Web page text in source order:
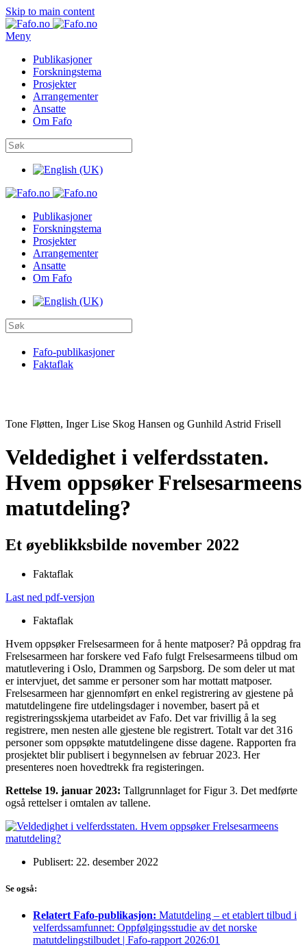
Skip to main content
Meny
Publikasjoner
Forskningstema
Prosjekter
Arrangementer
Ansatte
Om Fafo
Publikasjoner
Forskningstema
Prosjekter
Arrangementer
Ansatte
Om Fafo
Fafo-publikasjoner
Faktaflak
Tone Fløtten, Inger Lise Skog Hansen og Gunhild Astrid Frisell
Veldedighet i velferdsstaten.
Hvem oppsøker Frelsesarmeens
matutdeling?
Et øyeblikksbilde november 2022
Faktaflak
Last ned pdf-versjon
Faktaflak
Hvem oppsøker Frelsesarmeen for å hente matposer? På oppdrag fra
Frelsesarmeen har forskere ved Fafo fulgt Frelsesarmeens tilbud om
matutlevering i Oslo, Drammen og Sarpsborg. De som deler ut mat
er intervjuet, det samme er personer som har mottatt matposer.
Frelsesarmeen har gjennomført en enkel registrering av gjestene på
matutdelingene fire utdelingsdager i november, basert på et
registreringsskjema utarbeidet av Fafo. Det var frivillig å la seg
registrere, men nesten alle gjestene ble registrert. Totalt var det 316
personer som oppsøkte matutdelingene disse dagene. Rapporten fra
prosjektet blir publisert i begynnelsen av februar 2023. Her
presenteres noen hovedtrekk fra registeringen.
Rettelse 19. januar 2023: Tallgrunnlaget for Figur 3. Det medførte
også rettelser i omtalen av tallene.
Publisert: 22. desember 2022
Se også:
Relatert Fafo-publikasjon: Matutdeling – et etablert tilbud i
velferdssamfunnet: Oppfølgingsstudie av det norske
matutdelingstilbudet | Fafo-rapport 2026:01